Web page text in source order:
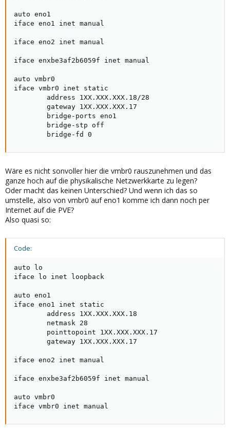
auto eno1
iface eno1 inet manual
iface eno2 inet manual
iface enxbe3af2b6059f inet manual
auto vmbr0
iface vmbr0 inet static
        address 1XX.XXX.XXX.18/28
        gateway 1XX.XXX.XXX.17
        bridge-ports eno1
        bridge-stp off
        bridge-fd 0
Wäre es nicht sonvoller hier die vmbr0 rauszunehmen und das
ganze hoch auf die physikalische Netzwerkkarte zu legen?
Oder macht das keinen Unterschied? Und wenn ich das so
umstelle, also von vmbr0 auf eno1 komme ich dann noch per
Internet auf die PVE?
Also quasi so:
Code:
auto lo
iface lo inet loopback
auto eno1
iface eno1 inet static
        address 1XX.XXX.XXX.18
        netmask 28
        pointtopoint 1XX.XXX.XXX.17
        gateway 1XX.XXX.XXX.17
iface eno2 inet manual
iface enxbe3af2b6059f inet manual
auto vmbr0
iface vmbr0 inet manual